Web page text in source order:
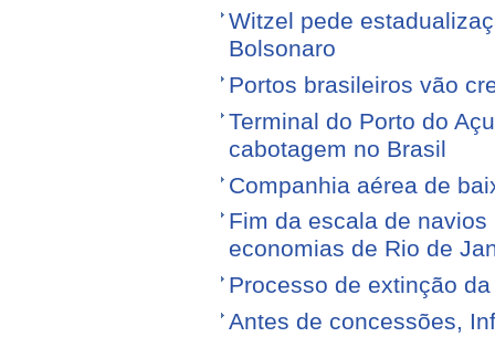
Witzel pede
Bolsonaro
Portos brasileiros vão
Terminal do Porto do
cabotagem no Brasil
Companhia aérea de
Fim da escala de
economias de Rio de
Processo de extinção
Antes de concessões,